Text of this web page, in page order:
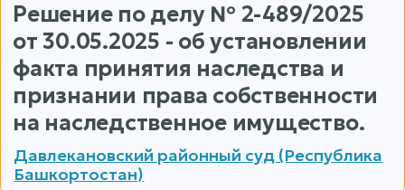
Решение по делу № 2-489/2025
от 30.05.2025 - об установлении
факта принятия наследства и
признании права собственности
на наследственное имущество.
Давлекановский районный суд (Республика
Башкортостан)